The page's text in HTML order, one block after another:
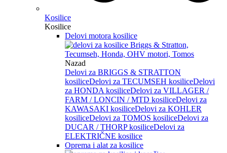
Kosilice
Kosilice
Delovi motora kosilice
Nazad
Delovi za BRIGGS & STRATTON
kosiliceDelovi za TECUMSEH kosiliceDelovi
za HONDA kosiliceDelovi za VILLAGER /
FARM / LONCIN / MTD kosiliceDelovi za
KAWASAKI kosiliceDelovi za KOHLER
kosiliceDelovi za TOMOS kosiliceDelovi za
DUCAR / THORP kosiliceDelovi za
ELEKTRIČNE kosilice
Oprema i alat za kosilice